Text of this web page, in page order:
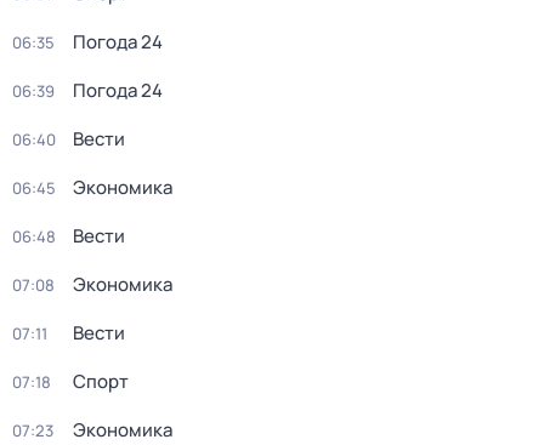
06:35 Погода 24
06:39 Погода 24
06:40 Вести
06:45 Экономика
06:48 Вести
07:08 Экономика
07:11 Вести
07:18 Спорт
07:23 Экономика